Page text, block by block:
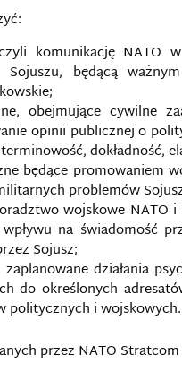
komunikację NATO
będącą
obejmujące cywilne
opinii publicznej o
dokładność,
będące promowaniem
problemów
wojskowe NATO
na świadomość
Sojusz;
działania
do określonych
politycznych i wojskowych.
przez NATO Stratcom